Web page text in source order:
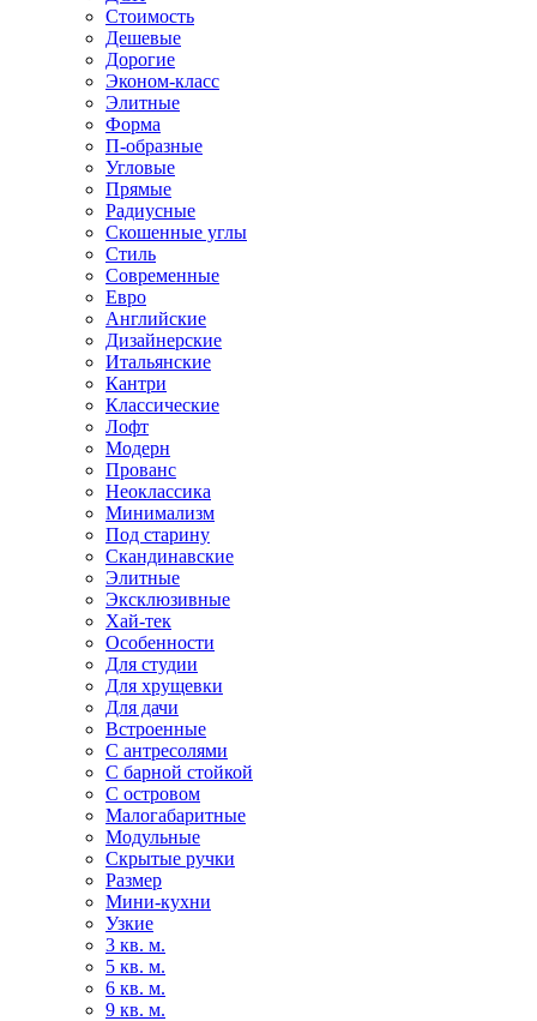
Стоимость
Дешевые
Дорогие
Эконом-класс
Элитные
Форма
П-образные
Угловые
Прямые
Радиусные
Скошенные углы
Стиль
Современные
Евро
Английские
Дизайнерские
Итальянские
Кантри
Классические
Лофт
Модерн
Прованс
Неоклассика
Минимализм
Под старину
Скандинавские
Элитные
Эксклюзивные
Хай-тек
Особенности
Для студии
Для хрущевки
Для дачи
Встроенные
С антресолями
С барной стойкой
С островом
Малогабаритные
Модульные
Скрытые ручки
Размер
Мини-кухни
Узкие
3 кв. м.
5 кв. м.
6 кв. м.
9 кв. м.